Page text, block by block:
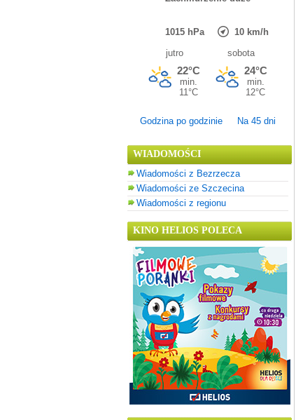
Godzina po godzinie Na 45 dni
WIADOMOŚCI
Wiadomości z Bezrzecza
Wiadomości ze Szczecina
Wiadomości z regionu
KINO HELIOS POLECA